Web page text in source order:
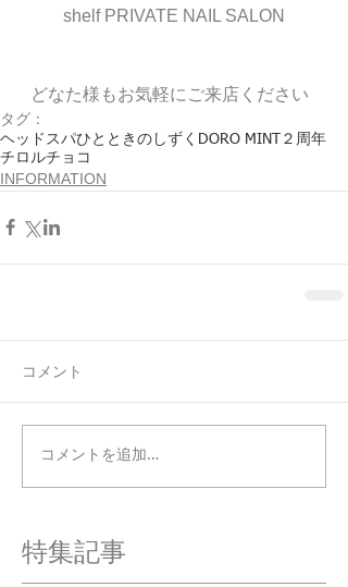
shelf PRIVATE NAIL SALON
どなた様もお気軽にご来店ください
タグ：
ヘッドスパひとときのしずく DORO MINT ２周年
チロルチョコ
INFORMATION
コメント
コメントを追加…
特集記事